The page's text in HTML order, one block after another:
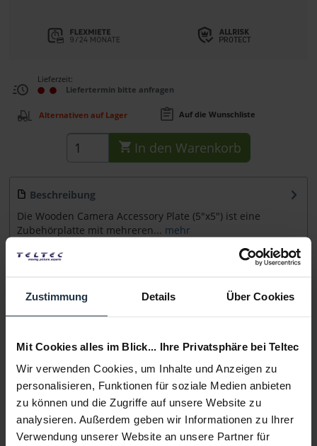
Zustimmung Details Über Cookies
Mit Cookies alles im Blick... Ihre Privatsphäre bei Teltec
Wir verwenden Cookies, um Inhalte und Anzeigen zu
personalisieren, Funktionen für soziale Medien anbieten
zu können und die Zugriffe auf unsere Website zu
analysieren. Außerdem geben wir Informationen zu Ihrer
Verwendung unserer Website an unsere Partner für
Lieferzeit:
Liefertermin bitte anfragen
Alternativen auf Lager Auf die Wunschliste
In den Warenkorb
Beschreibung
Die Wooden Camera Accessory Plate (5"x5") ist eine
Zubehörplatte mit mehreren... mehr
Infos zu Hersteller & Produktsicherheit
Folgende Infos zum Hersteller sind verfübar......mehr
Weitere Artikel von Wooden Camera ansehen